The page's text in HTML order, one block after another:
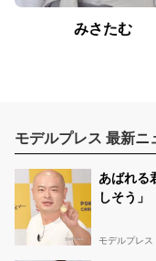
みさたむ
モデルプレス 最新ニ
あばれる
しそう」
モデルプレス